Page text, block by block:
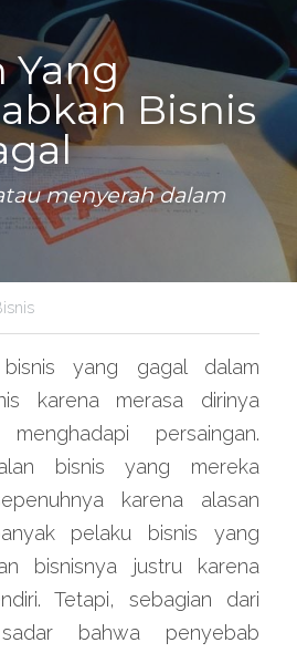
Yang
Bisnis
menyerah dalam
yang gagal dalam
karena merasa dirinya
persaingan.
bisnis yang mereka
karena alasan
pelaku bisnis yang
bisnisnya justru karena
Tetapi, sebagian dari
bahwa penyebab